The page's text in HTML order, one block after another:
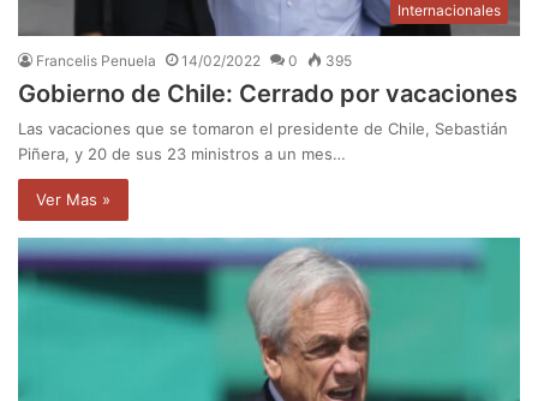
Internacionales
Francelis Penuela 14/02/2022 0 395
Gobierno de Chile: Cerrado por vacaciones
Las vacaciones que se tomaron el presidente de Chile, Sebastián
Piñera, y 20 de sus 23 ministros a un mes…
Ver Mas »